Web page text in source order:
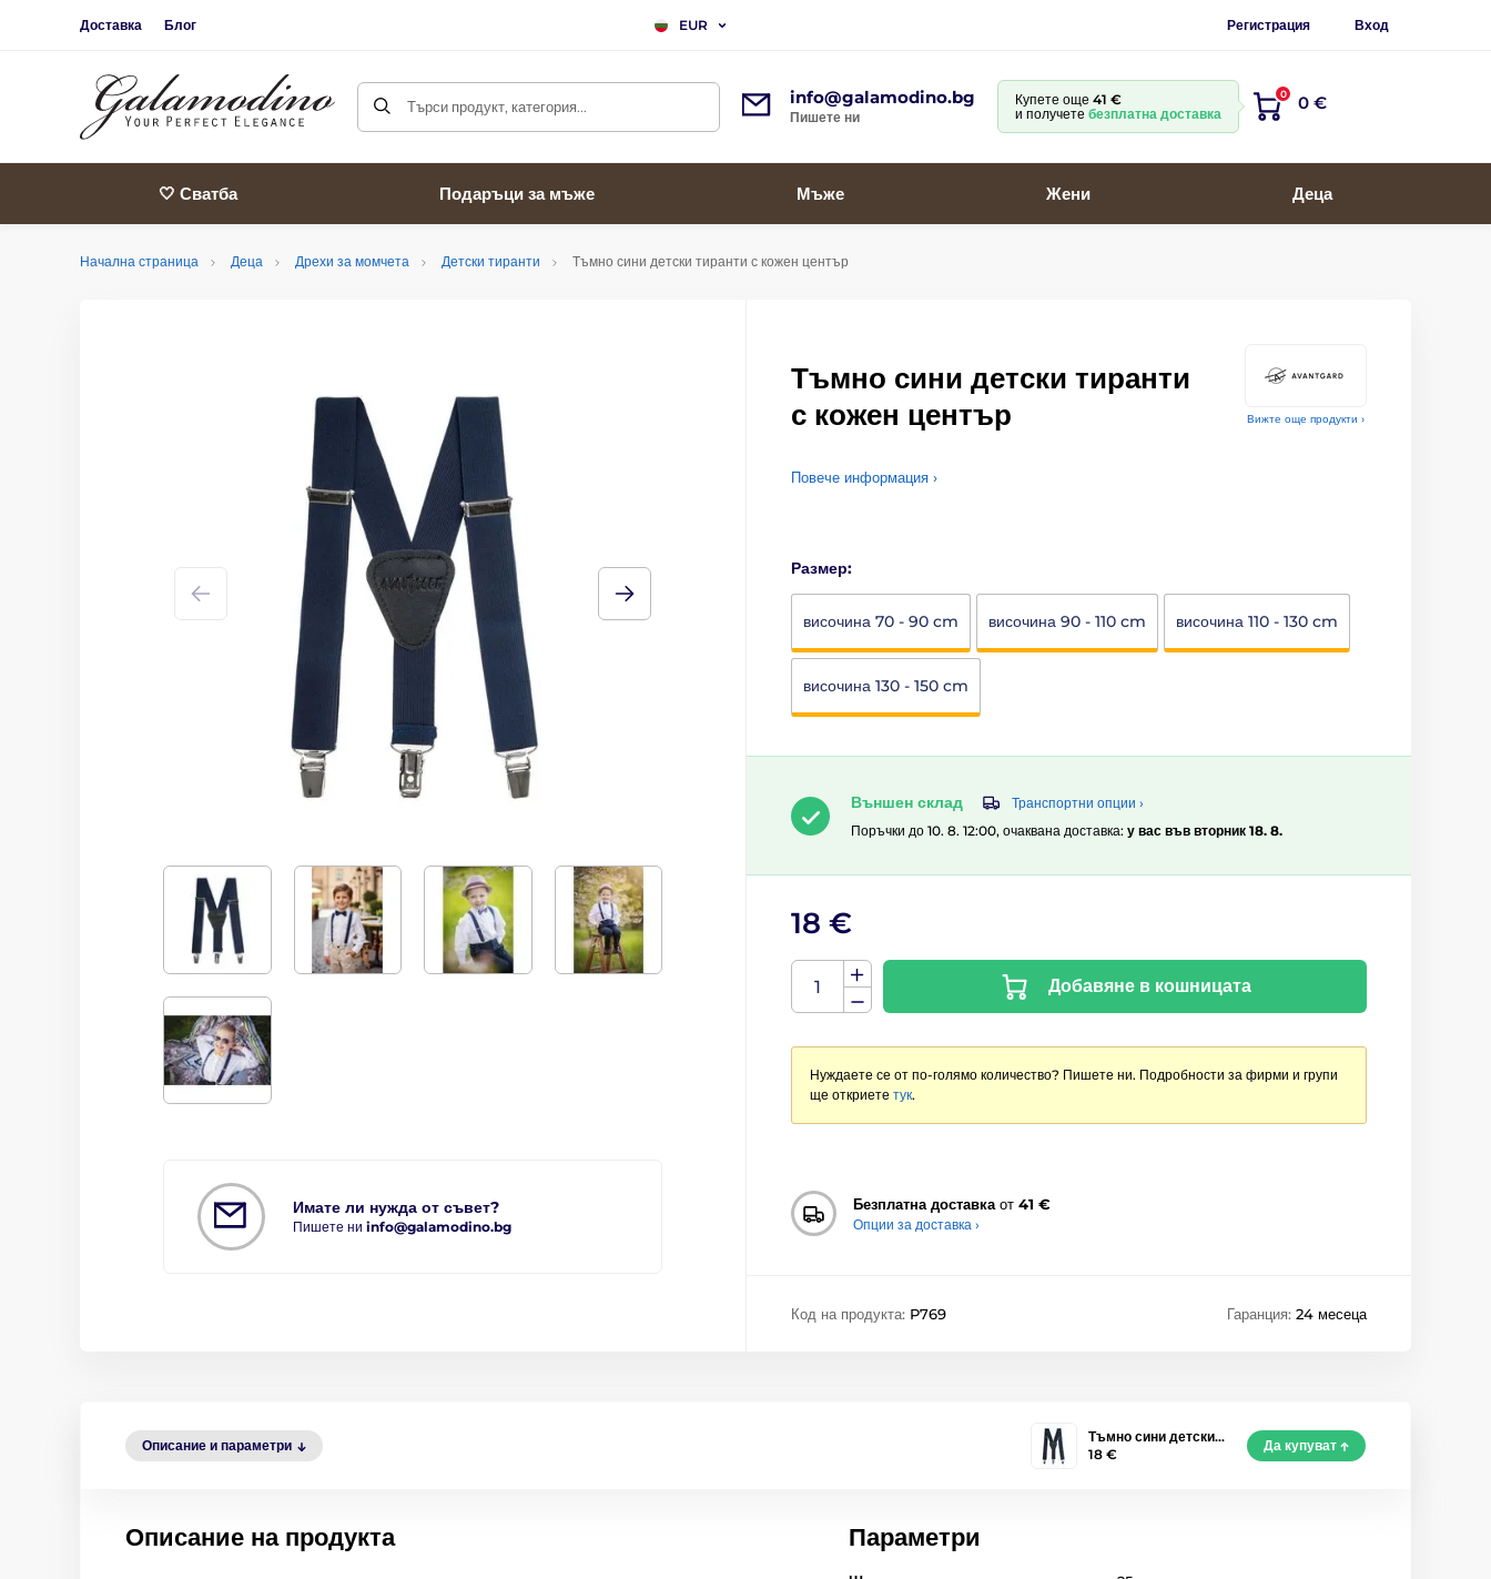
Доставка Блог EUR Регистрация Вход
Търси продукт, категория... info@galamodino.bg
Пишете ни
Купете още 41 €
и получете безплатна доставка
0 0 €
🤍 Сватба Подаръци за мъже Мъже Жени Деца
Начална страница Деца Дрехи за момчета Детски тиранти Тъмно сини детски тиранти с кожен център
Вижте още продукти ›
Имате ли нужда от съвет?
Пишете ни info@galamodino.bg
Тъмно сини детски тиранти
с кожен център
Повече информация ›
Размер:
височина 70 - 90 cm височина 90 - 110 cm височина 110 - 130 cm
височина 130 - 150 cm
Външен склад
Транспортни опции ›
Поръчки до 10. 8. 12:00, очаквана доставка: у вас във вторник 18. 8.
18 €
Добавяне в кошницата
Нуждаете се от по-голямо количество? Пишете ни. Подробности за фирми и групи
ще откриете тук.
Безплатна доставка от 41 €
Опции за доставка ›
Код на продукта: P769 Гаранция: 24 месеца
Описание и параметри
Тъмно сини детски…
18 €
Да купуват
Описание на продукта Параметри